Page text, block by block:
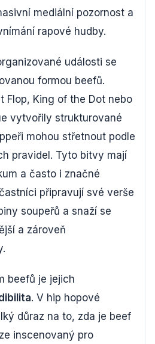
mediální pozornost a
rapové hudby.
události se
formou beefů.
Flop, King of the Dot nebo
vytvořily strukturované
mohou střetnout podle
pravidel. Tyto bitvy mají
a často i značné
připravují své verše
soupeřů a snaží se
a zároveň
beefů je jejich
. V hip hopové
důraz na to, zda je beef
inscenovaný pro